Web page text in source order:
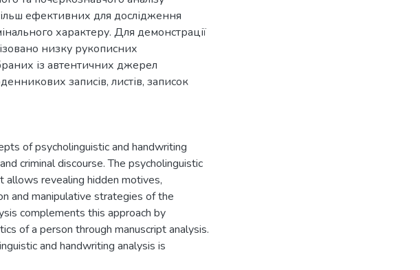
ефективних для дослідження
характеру. Для демонстрації
низку рукописних
із автентичних джерел
записів, листів, записок
of psycholinguistic and handwriting
criminal discourse. The psycholinguistic
allows revealing hidden motives,
and manipulative strategies of the
complements this approach by
of a person through manuscript analysis.
and handwriting analysis is